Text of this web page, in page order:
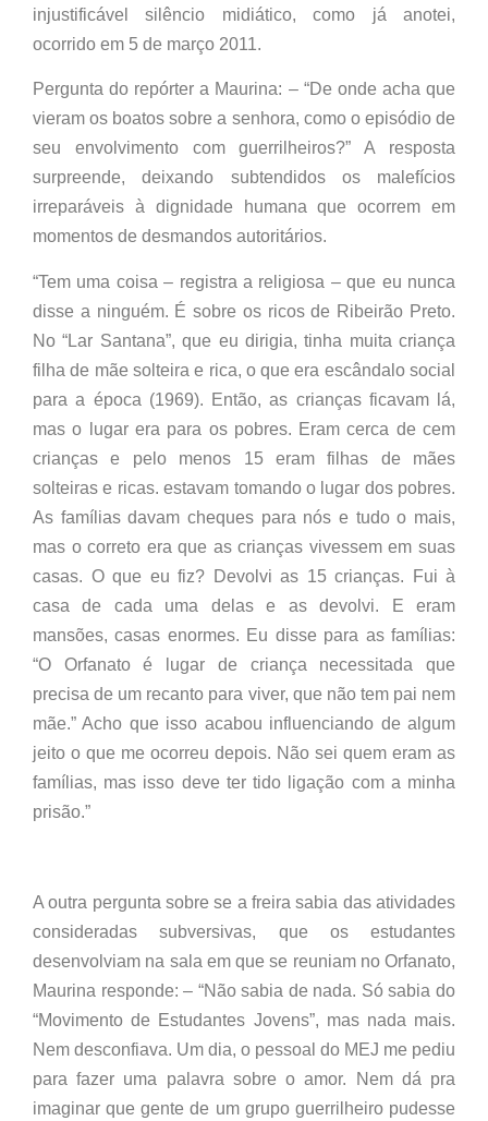
injustificável silêncio midiático, como já anotei,
ocorrido em 5 de março 2011.
Pergunta do repórter a Maurina: – “De onde acha que
vieram os boatos sobre a senhora, como o episódio de
seu envolvimento com guerrilheiros?” A resposta
surpreende, deixando subtendidos os malefícios
irreparáveis à dignidade humana que ocorrem em
momentos de desmandos autoritários.
“Tem uma coisa – registra a religiosa – que eu nunca
disse a ninguém. É sobre os ricos de Ribeirão Preto.
No “Lar Santana”, que eu dirigia, tinha muita criança
filha de mãe solteira e rica, o que era escândalo social
para a época (1969). Então, as crianças ficavam lá,
mas o lugar era para os pobres. Eram cerca de cem
crianças e pelo menos 15 eram filhas de mães
solteiras e ricas. estavam tomando o lugar dos pobres.
As famílias davam cheques para nós e tudo o mais,
mas o correto era que as crianças vivessem em suas
casas. O que eu fiz? Devolvi as 15 crianças. Fui à
casa de cada uma delas e as devolvi. E eram
mansões, casas enormes. Eu disse para as famílias:
“O Orfanato é lugar de criança necessitada que
precisa de um recanto para viver, que não tem pai nem
mãe.” Acho que isso acabou influenciando de algum
jeito o que me ocorreu depois. Não sei quem eram as
famílias, mas isso deve ter tido ligação com a minha
prisão.”
A outra pergunta sobre se a freira sabia das atividades
consideradas subversivas, que os estudantes
desenvolviam na sala em que se reuniam no Orfanato,
Maurina responde: – “Não sabia de nada. Só sabia do
“Movimento de Estudantes Jovens”, mas nada mais.
Nem desconfiava. Um dia, o pessoal do MEJ me pediu
para fazer uma palavra sobre o amor. Nem dá pra
imaginar que gente de um grupo guerrilheiro pudesse